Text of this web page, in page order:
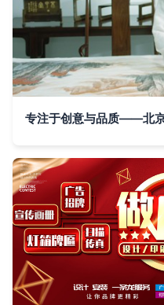
专注于创意与品质——北